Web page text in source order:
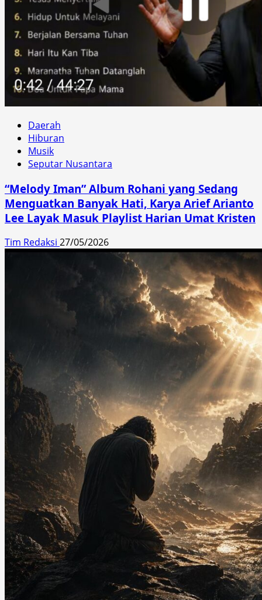
Daerah
Hiburan
Musik
Seputar Nusantara
“Melody Iman” Album Rohani yang Sedang
Menguatkan Banyak Hati, Karya Arief Arianto
Lee Layak Masuk Playlist Harian Umat Kristen
Tim Redaksi 27/05/2026